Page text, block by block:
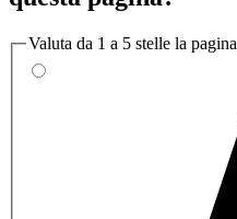
Valuta da 1 a 5 stelle la pagina